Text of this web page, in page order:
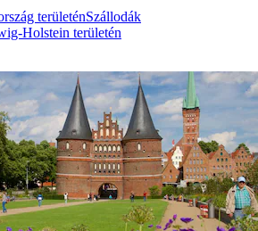
területénSzállodák
Holstein területén